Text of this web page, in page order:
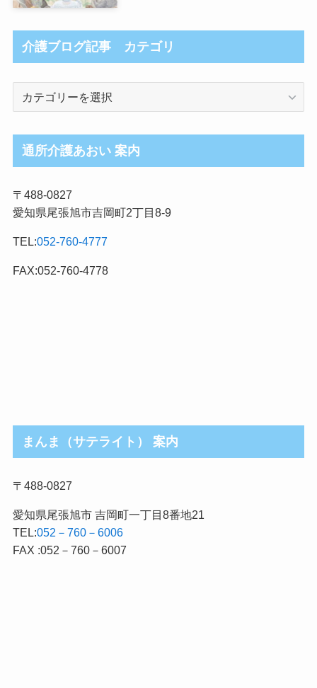
介護ブログ記事 カテゴリ
ロ
グ
事
カ
ゴ
リ
通所介護あおい 案内
〒488-0827
愛知県尾張旭市吉岡町2丁目8-9
TEL:052-760-4777
FAX:052-760-4778
まんま（サテライト） 案内
〒488-0827
愛知県尾張旭市 吉岡町一丁目8番地21
TEL:052－760－6006
FAX :052－760－6007